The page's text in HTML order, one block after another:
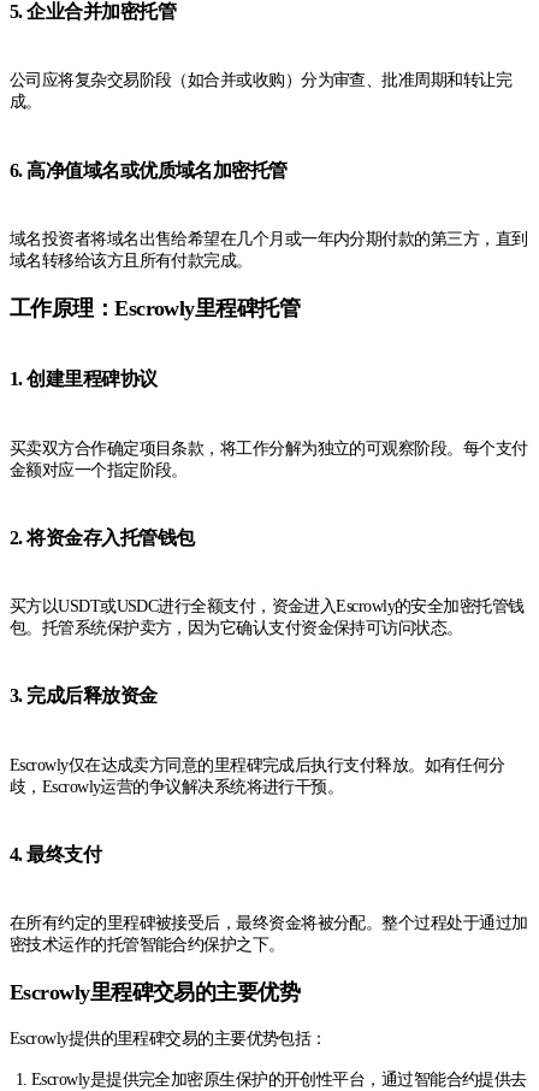
5. 企业合并加密托管
公司应将复杂交易阶段（如合并或收购）分为审查、批准周期和转让完
成。
6. 高净值域名或优质域名加密托管
域名投资者将域名出售给希望在几个月或一年内分期付款的第三方，直到
域名转移给该方且所有付款完成。
工作原理：Escrowly里程碑托管
1. 创建里程碑协议
买卖双方合作确定项目条款，将工作分解为独立的可观察阶段。每个支付
金额对应一个指定阶段。
2. 将资金存入托管钱包
买方以USDT或USDC进行全额支付，资金进入Escrowly的安全加密托管钱
包。托管系统保护卖方，因为它确认支付资金保持可访问状态。
3. 完成后释放资金
Escrowly仅在达成卖方同意的里程碑完成后执行支付释放。如有任何分
歧，Escrowly运营的争议解决系统将进行干预。
4. 最终支付
在所有约定的里程碑被接受后，最终资金将被分配。整个过程处于通过加
密技术运作的托管智能合约保护之下。
Escrowly里程碑交易的主要优势
Escrowly提供的里程碑交易的主要优势包括：
Escrowly是提供完全加密原生保护的开创性平台，通过智能合约提供去